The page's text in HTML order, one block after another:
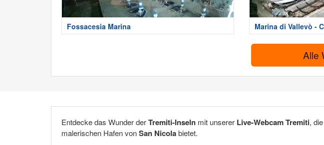
Fossacesia Marina Marina di Vallevò -
Alle
Entdecke das Wunder derTremiti-Inseln mit unserer Live-Webcam Tremiti,
malerischen Hafen vonSan Nicolabietet.